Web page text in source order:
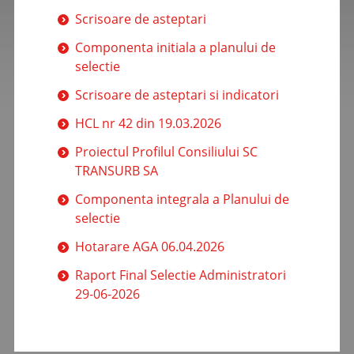
Scrisoare de asteptari
Componenta initiala a planului de
selectie
Scrisoare de asteptari si indicatori
HCL nr 42 din 19.03.2026
Proiectul Profilul Consiliului SC
TRANSURB SA
Componenta integrala a Planului de
selectie
Hotarare AGA 06.04.2026
Raport Final Selectie Administratori
29-06-2026